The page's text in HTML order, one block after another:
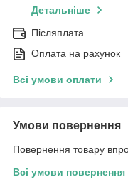
Детальніше
Післяплата
Оплата на рахунок
Всі умови оплати
Умови повернення
Повернення товару
Всі умови повернення